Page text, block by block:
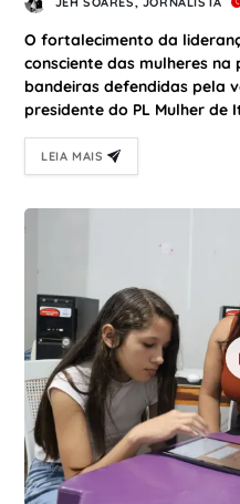
da força
transformar
O fortalecimento da
consciente das mulheres
bandeiras defendidas pela
presidente do PL Mulher de
LEIA MAIS